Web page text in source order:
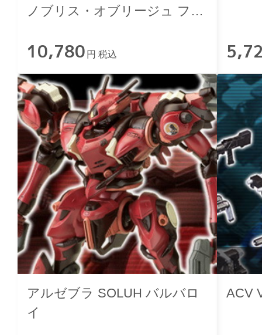
ノブリス・オブリージュ フル
10,780 円 税込
アルゼブラ SOLUH バルバロ
イ
ACV